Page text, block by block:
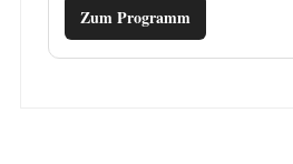
Zum Programm